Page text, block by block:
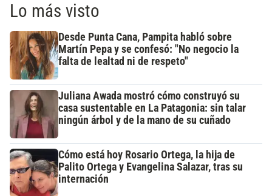
Lo más visto
Desde Punta Cana, Pampita habló sobre
Martín Pepa y se confesó: "No negocio la
falta de lealtad ni de respeto"
Juliana Awada mostró cómo construyó su
casa sustentable en La Patagonia: sin talar
ningún árbol y de la mano de su cuñado
Cómo está hoy Rosario Ortega, la hija de
Palito Ortega y Evangelina Salazar, tras su
internación